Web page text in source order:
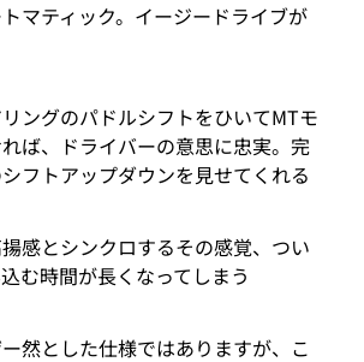
マティック。イージードライブが
ングのパドルシフトをひいてMTモ
ば、ドライバーの意思に忠実。完
フトアップダウンを見せてくれる
感とシンクロするその感覚、つい
む時間が長くなってしまう
然とした仕様ではありますが、こ